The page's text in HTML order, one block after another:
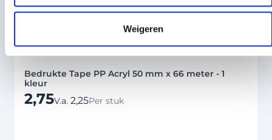
Weigeren
Bedrukte Tape PP Acryl 50 mm x 66 meter - 1
kleur
2,75V.a. 2,25Per stuk